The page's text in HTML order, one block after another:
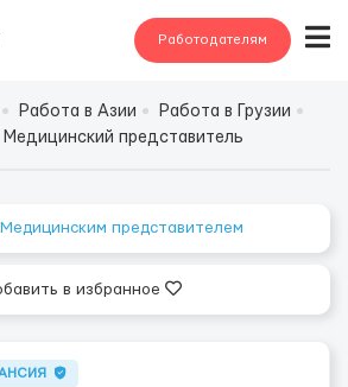
Работодателям
Работа в Азии
Работа в Грузии
Медицинский представитель
представителем
в избранное